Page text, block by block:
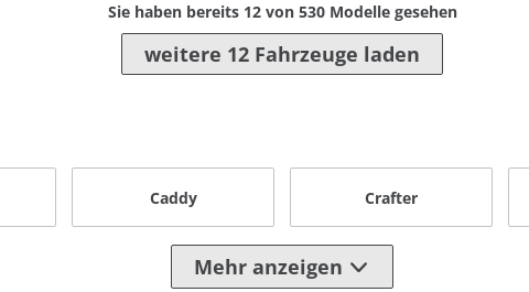
Sie haben bereits 12von 530Modelle gesehen
weitere 12 Fahrzeuge laden
Caddy Crafter
Mehr anzeigen